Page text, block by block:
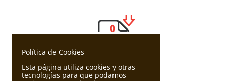
Política de Cookies
Esta página utiliza cookies y otras
tecnologías para que podamos